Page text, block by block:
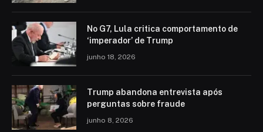
No G7, Lula critica comportamento de
‘imperador’ de Trump
junho 18, 2026
Trump abandona entrevista após
perguntas sobre fraude
junho 8, 2026